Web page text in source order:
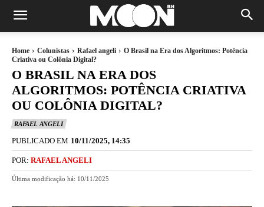
Home Colunistas Rafael angeli
O Brasil na Era dos Algoritmos: Potência
Criativa ou Colônia Digital?
O BRASIL NA ERA DOS
ALGORITMOS: POTÊNCIA CRIATIVA
OU COLÔNIA DIGITAL?
RAFAEL ANGELI
PUBLICADO EM 10/11/2025, 14:35
POR: RAFAEL ANGELI
Última modificação há: 10/11/2025